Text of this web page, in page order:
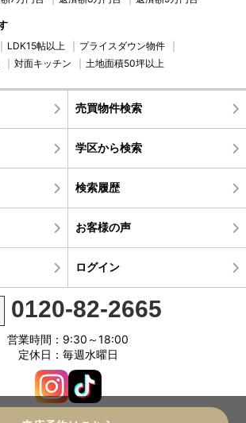
LDK15帖以上
プライスダウン物件
対面キッチン 土地面積50坪以上
売買物件検索
学区から検索
検索履歴
お客様の声
ログイン
0120-82-2665
営業時間：9:30～18:00
定休日：毎週水曜日